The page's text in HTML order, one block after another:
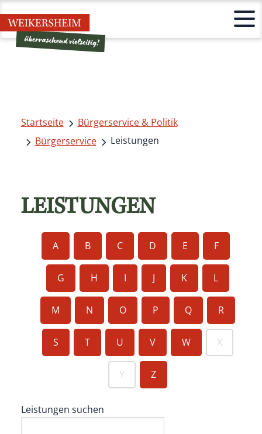
Startseite
Bürgerservice & Politik
Bürgerservice
Leistungen
LEISTUNGEN
A B C D E F
G H I J K L
M N O P Q R
S T U V W X
Y Z
Leistungen suchen